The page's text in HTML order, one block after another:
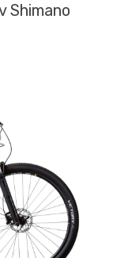
Shimano